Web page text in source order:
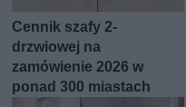
Cennik szafy 2-
drzwiowej na
zamówienie 2026 w
ponad 300 miastach